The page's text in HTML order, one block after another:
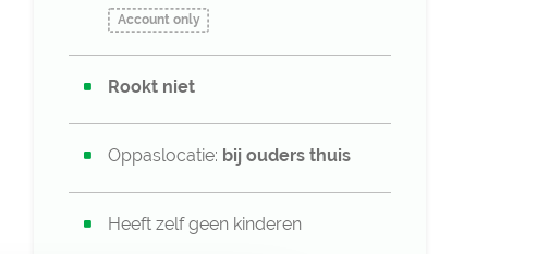
Account only
Rookt niet
Oppaslocatie: bij ouders thuis
Heeft zelf geen kinderen